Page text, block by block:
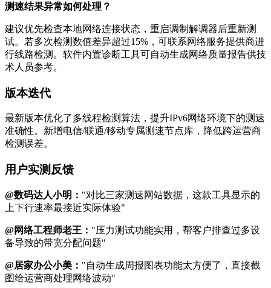
测速结果异常如何处理？
建议优先检查本地网络连接状态，重启调制解调器后重新测
试。若多次检测数值差异超过15%，可联系网络服务提供商进
行线路检测。软件内置诊断工具可自动生成网络质量报告供技
术人员参考。
版本迭代
最新版本优化了多线程检测算法，提升IPv6网络环境下的测速
准确性。新增电信/联通/移动专属测速节点库，降低跨运营商
检测误差。
用户实测反馈
@数码达人小明： "对比三家测速网站数据，这款工具显示的
上下行速率最接近实际体验"
@网络工程师老王： "压力测试功能实用，帮客户排查过多设
备导致的带宽分配问题"
@居家办公小美： "自动生成周报图表功能太方便了，直接截
图给运营商处理网络波动"